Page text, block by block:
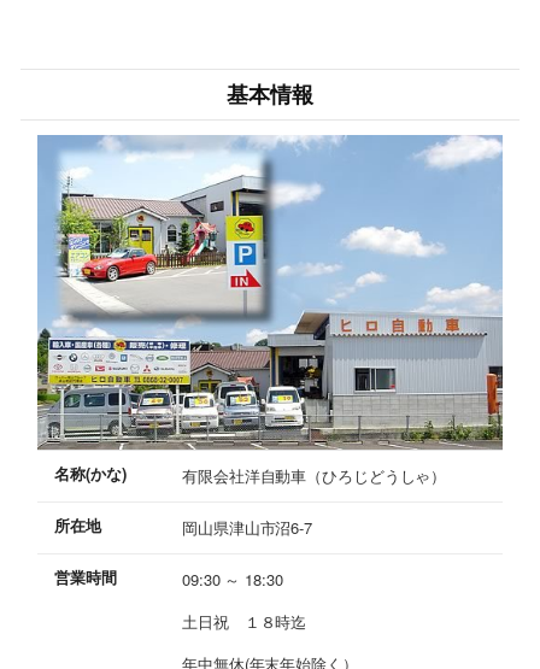
基本情報
名称(かな) 有限会社洋自動車（ひろじどうしゃ）
所在地 岡山県津山市沼6-7
営業時間
09:30 ～ 18:30
土日祝 １８時迄
年中無休(年末年始除く）